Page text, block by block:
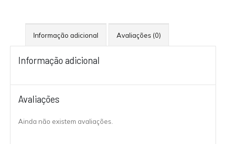
Informação adicional Avaliações (0)
Informação adicional
Avaliações
Ainda não existem avaliações.